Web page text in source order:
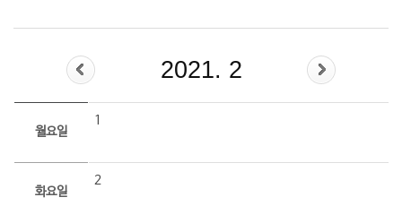
2021. 2
월요일
1
화요일
2